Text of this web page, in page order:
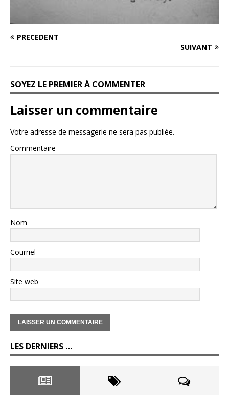
PRÉCÉDENT
SUIVANT
SOYEZ LE PREMIER À COMMENTER
Laisser un commentaire
Votre adresse de messagerie ne sera pas publiée.
Commentaire
Nom
Courriel
Site web
LES DERNIERS …